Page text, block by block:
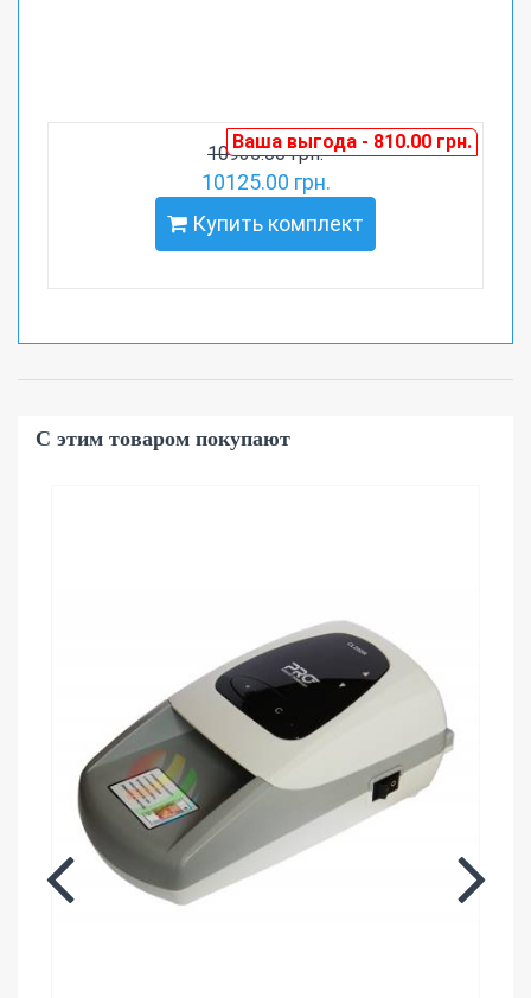
Ваша выгода - 810.00 грн.
10935.00 грн.
10125.00 грн.
Купить комплект
С этим товаром покупают